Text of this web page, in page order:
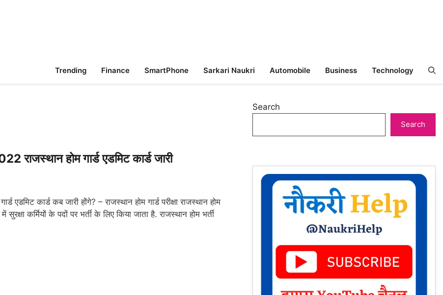
Trending Finance SmartPhone Sarkari Naukri Automobile Business Technology
होम गार्ड एडमिट कार्ड जारी
कार्ड कब जारी होंगे? – राजस्थान होम गार्ड परीक्षा राजस्थान होम
कर्मियों के पदों पर भर्ती के लिए किया जाता है. राजस्थान होम भर्ती
Search
Search